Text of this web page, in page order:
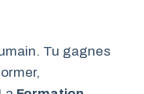
Tu gagnes